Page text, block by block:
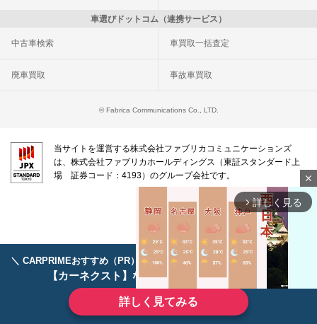
＼ CARPRIMEおすすめ（PR） ／ディーラーで手放すのはもったいない！
【カーネクスト】ならどんなクルマも高価買取
詳しく見てみる
車選びドットコム（連携サービス）
中古車検索 車買取一括査定
廃車買取 事故車買取
© Fabrica Communications Co., LTD.
当サイトを運営する株式会社ファブリカコミュニケーションズ
は、株式会社ファブリカホールディングス（東証スタンダード上
場 証券コード：4193）のグループ会社です。
close
arrow_forward_ios 詳しく見る